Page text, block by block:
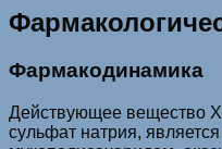
Фармакодинамика
Действующее вещество
сульфат натрия,